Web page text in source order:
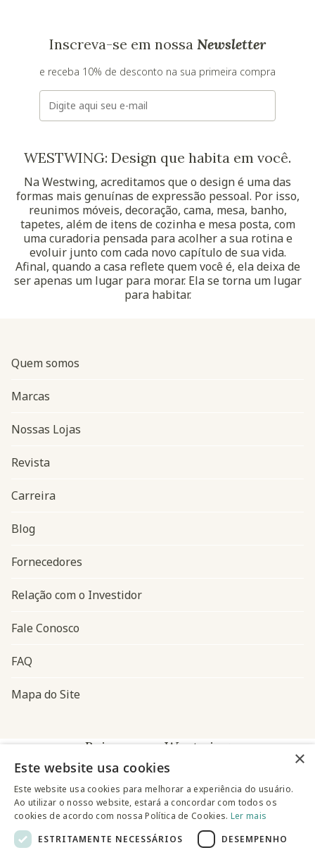
Inscreva-se em nossa Newsletter
e receba 10% de desconto na sua primeira compra
E-mail
WESTWING: Design que habita em você.
Na Westwing, acreditamos que o design é uma das
formas mais genuínas de expressão pessoal. Por isso,
reunimos móveis, decoração, cama, mesa, banho,
tapetes, além de itens de cozinha e mesa posta, com
uma curadoria pensada para acolher a sua rotina e
evoluir junto com cada novo capítulo de sua vida.
Afinal, quando a casa reflete quem você é, ela deixa de
ser apenas um lugar para morar. Ela se torna um lugar
para habitar.
Navegação do rodapé
Quem somos
Marcas
Nossas Lojas
Revista
Carreira
Blog
Fornecedores
Relação com o Investidor
Fale Conosco
FAQ
Mapa do Site
Baixe o app Westwing
×
Este website usa cookies
Este website usa cookies para melhorar a experiência do usuário.
Ao utilizar o nosso website, estará a concordar com todos os
cookies de acordo com nossa Política de Cookies. Ler mais
ESTRITAMENTE NECESSÁRIOS
DESEMPENHO